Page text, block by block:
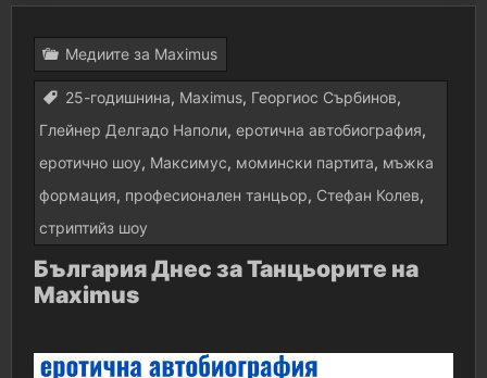
Медиите за Maximus
25-годишнина, Maximus, Георгиос Сърбинов,
Глейнер Делгадо Наполи, еротична автобиография,
еротично шоу, Максимус, момински партита, мъжка
формация, професионален танцьор, Стефан Колев,
стриптийз шоу
България Днес за Танцьорите на
Maximus